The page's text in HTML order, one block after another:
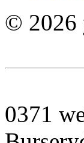
© 2026
0371